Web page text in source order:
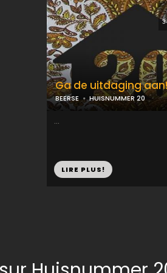
3
Ga de uitdaging aan!
BEERSE HUISNUMMER 20
...
LIRE PLUS!